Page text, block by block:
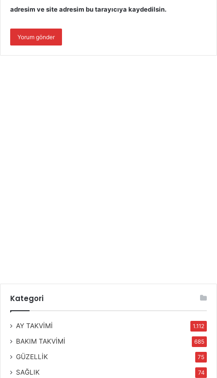
adresim ve site adresim bu tarayıcıya kaydedilsin.
Kategori
AY TAKVİMİ 1.112
BAKIM TAKVİMİ 685
GÜZELLİK 75
SAĞLIK 74